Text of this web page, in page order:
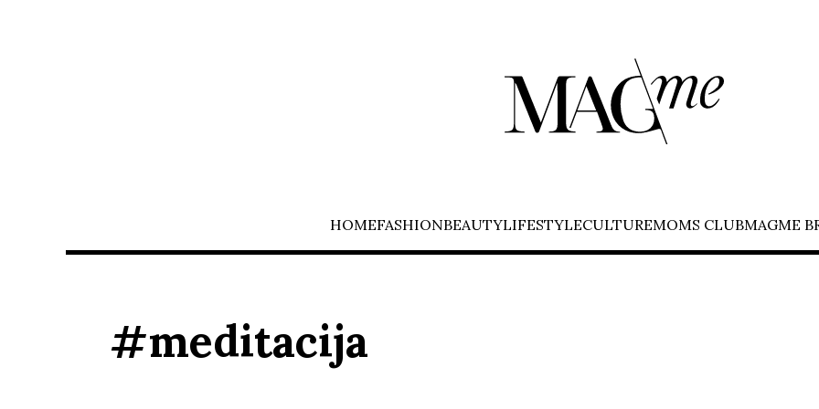
HOMEFASHIONBEAUTYLIFESTYLECULTUREMOMS CLUBMAGME
#meditacija